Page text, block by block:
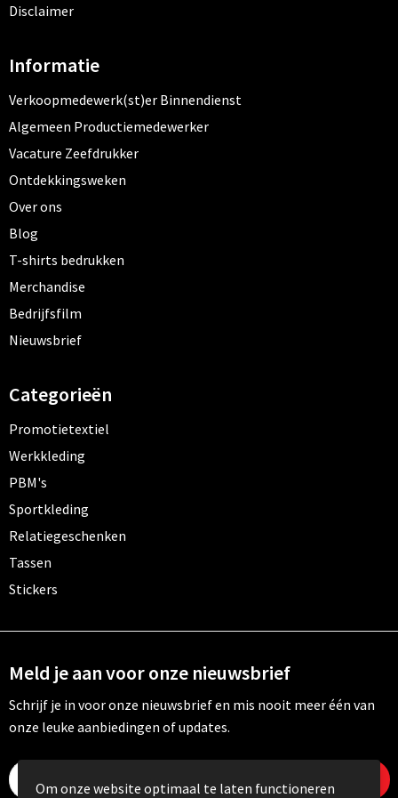
Disclaimer
Informatie
Verkoopmedewerk(st)er Binnendienst
Algemeen Productiemedewerker
Vacature Zeefdrukker
Ontdekkingsweken
Over ons
Blog
T-shirts bedrukken
Merchandise
Bedrijfsfilm
Nieuwsbrief
Categorieën
Promotietextiel
Werkkleding
PBM's
Sportkleding
Relatiegeschenken
Tassen
Stickers
Meld je aan voor onze nieuwsbrief
Schrijf je in voor onze nieuwsbrief en mis nooit meer één van
onze leuke aanbiedingen of updates.
Om onze website optimaal te laten functioneren